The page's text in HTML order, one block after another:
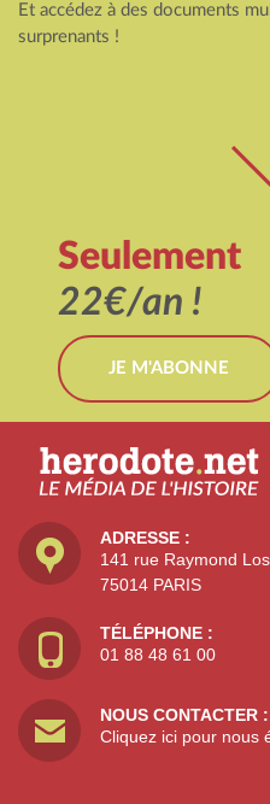
Et accédez à des documents
surprenants !
Seulement
22€/an !
JE M'ABONNE
ADRESSE :
141 rue Raymond
75014 PARIS
TÉLÉPHONE :
01 88 48 61 00
NOUS CONTACTER :
Cliquez ici pour nous